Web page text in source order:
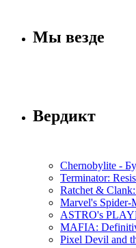
Мы везде
Вердикт
Chernobylite -
Terminator:
Ratchet &
Marvel's Spider-
ASTRO's
MAFIA:
Pixel Devil and